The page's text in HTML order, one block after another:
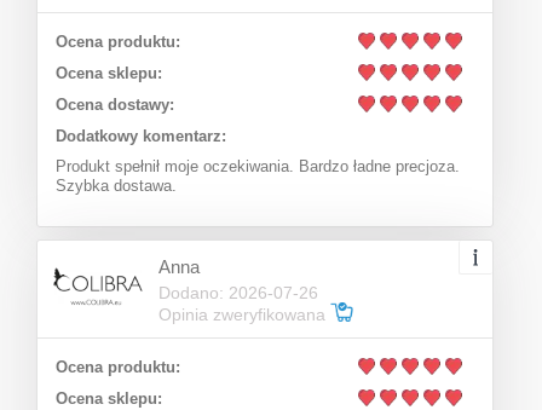
Onyx necklace (C21 / KOR / 84AU)
259,00 zł
Lowest price: 194,25 zł
Add to cart
Ocena produktu:
Ocena sklepu:
Ocena dostawy:
Dodatkowy komentarz:
Produkt spełnił moje oczekiwania. Bardzo ładne precjoza.
Szybka dostawa.
Anna
Dodano: 2026-07-26
Opinia zweryfikowana
Ocena produktu:
Ocena sklepu: